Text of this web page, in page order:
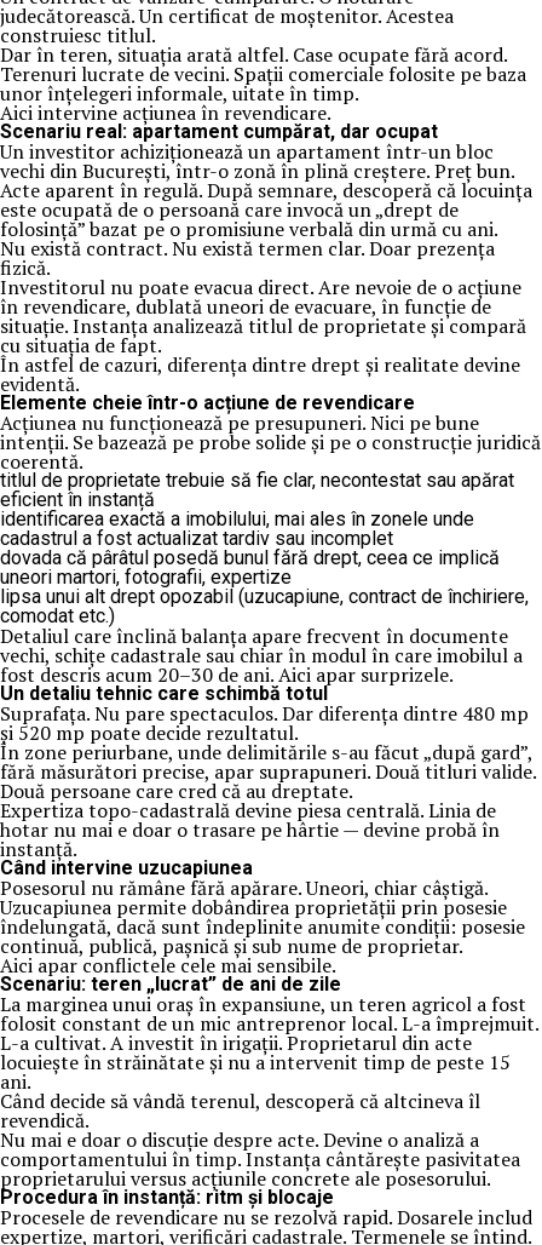
judecătorească. Un certificat de moștenitor. Acestea
construiesc titlul.
Dar în teren, situația arată altfel. Case ocupate fără acord.
Terenuri lucrate de vecini. Spații comerciale folosite pe baza
unor înțelegeri informale, uitate în timp.
Aici intervine acțiunea în revendicare.
Scenariu real: apartament cumpărat, dar ocupat
Un investitor achiziționează un apartament într-un bloc
vechi din București, într-o zonă în plină creștere. Preț bun.
Acte aparent în regulă. După semnare, descoperă că locuința
este ocupată de o persoană care invocă un „drept de
folosință” bazat pe o promisiune verbală din urmă cu ani.
Nu există contract. Nu există termen clar. Doar prezența
fizică.
Investitorul nu poate evacua direct. Are nevoie de o acțiune
în revendicare, dublată uneori de evacuare, în funcție de
situație. Instanța analizează titlul de proprietate și compară
cu situația de fapt.
În astfel de cazuri, diferența dintre drept și realitate devine
evidentă.
Elemente cheie într-o acțiune de revendicare
Acțiunea nu funcționează pe presupuneri. Nici pe bune
intenții. Se bazează pe probe solide și pe o construcție juridică
coerentă.
titlul de proprietate trebuie să fie clar, necontestat sau apărat
eficient în instanță
identificarea exactă a imobilului, mai ales în zonele unde
cadastrul a fost actualizat tardiv sau incomplet
dovada că pârâtul posedă bunul fără drept, ceea ce implică
uneori martori, fotografii, expertize
lipsa unui alt drept opozabil (uzucapiune, contract de închiriere,
comodat etc.)
Detaliul care înclină balanța apare frecvent în documente
vechi, schițe cadastrale sau chiar în modul în care imobilul a
fost descris acum 20–30 de ani. Aici apar surprizele.
Un detaliu tehnic care schimbă totul
Suprafața. Nu pare spectaculos. Dar diferența dintre 480 mp
și 520 mp poate decide rezultatul.
În zone periurbane, unde delimitările s-au făcut „după gard”,
fără măsurători precise, apar suprapuneri. Două titluri valide.
Două persoane care cred că au dreptate.
Expertiza topo-cadastrală devine piesa centrală. Linia de
hotar nu mai e doar o trasare pe hârtie — devine probă în
instanță.
Când intervine uzucapiunea
Posesorul nu rămâne fără apărare. Uneori, chiar câștigă.
Uzucapiunea permite dobândirea proprietății prin posesie
îndelungată, dacă sunt îndeplinite anumite condiții: posesie
continuă, publică, pașnică și sub nume de proprietar.
Aici apar conflictele cele mai sensibile.
Scenariu: teren „lucrat” de ani de zile
La marginea unui oraș în expansiune, un teren agricol a fost
folosit constant de un mic antreprenor local. L-a împrejmuit.
L-a cultivat. A investit în irigații. Proprietarul din acte
locuiește în străinătate și nu a intervenit timp de peste 15
ani.
Când decide să vândă terenul, descoperă că altcineva îl
revendică.
Nu mai e doar o discuție despre acte. Devine o analiză a
comportamentului în timp. Instanța cântărește pasivitatea
proprietarului versus acțiunile concrete ale posesorului.
Procedura în instanță: ritm și blocaje
Procesele de revendicare nu se rezolvă rapid. Dosarele includ
expertize, martori, verificări cadastrale. Termenele se întind.